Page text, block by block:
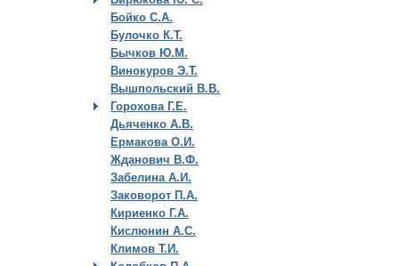
Бойко С.А.
Булочко К.Т.
Бычков Ю.М.
Винокуров Э.Т.
Вышпольский В.В.
Горохова Г.Е.
Дьяченко А.В.
Ермакова О.И.
Жданович В.Ф.
Забелина А.И.
Заковорот П.А.
Кириенко Г.А.
Кислюнин А.С.
Климов Т.И.